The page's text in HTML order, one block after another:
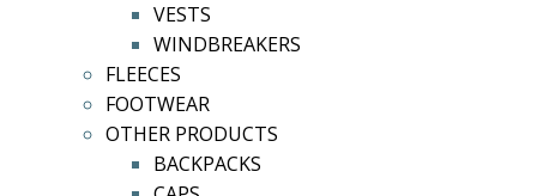
VESTS
WINDBREAKERS
FLEECES
FOOTWEAR
OTHER PRODUCTS
BACKPACKS